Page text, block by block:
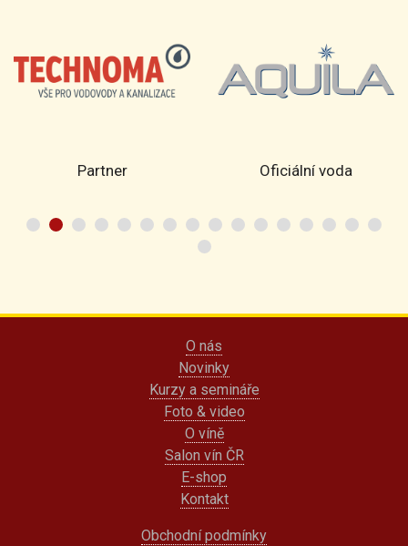
Partner Oficiální voda
O nás
Novinky
Kurzy a semináře
Foto & video
O víně
Salon vín ČR
E-shop
Kontakt
Obchodní podmínky